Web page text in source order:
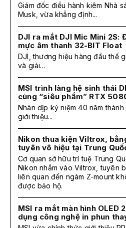
Giám đốc điều hành kiêm Nhà
Musk, vừa khẳng định...
DJI ra mắt DJI Mic Mini 2S:
mực âm thanh 32-BIT Float
DJI, thương hiệu hàng đầu thế
và giải...
MSI trình làng hệ sinh thái
cùng “siêu phẩm” RTX
Nhân dịp kỷ niệm 40 năm
giới thiệu...
Nikon thua kiện Viltrox,
tuyên vô hiệu tại Trung
Cơ quan sở hữu trí tuệ Trung
Nikon nhắm vào Viltrox, tuyên
liên quan đến ngàm Z-mount
được bảo hộ.
MSI ra mắt màn hình OLED
dụng công nghệ in phun